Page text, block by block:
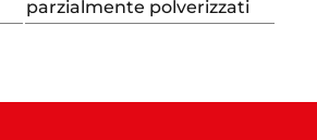
parzialmente polverizzati